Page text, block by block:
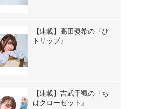
【連載】高田憂希の『ひ
トリップ』
【連載】吉武千颯の『ち
はクローゼット』